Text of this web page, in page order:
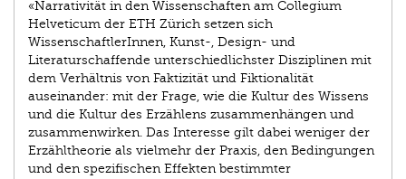
«Narrativität in den Wissenschaften am Collegium
Helveticum der ETH Zürich setzen sich
WissenschaftlerInnen, Kunst-, Design- und
Literaturschaffende unterschiedlichster Disziplinen mit
dem Verhältnis von Faktizität und Fiktionalität
auseinander: mit der Frage, wie die Kultur des Wissens
und die Kultur des Erzählens zusammenhängen und
zusammenwirken. Das Interesse gilt dabei weniger der
Erzähltheorie als vielmehr der Praxis, den Bedingungen
und den spezifischen Effekten bestimmter